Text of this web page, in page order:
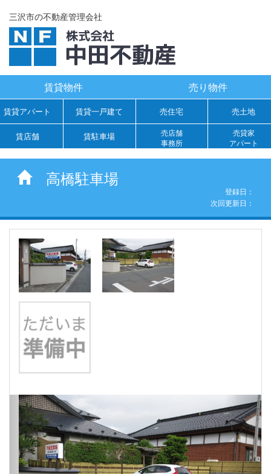
三沢市の不動産管理会社
賃貸物件 売り物件
賃貸アパート 賃貸一戸建て
賃店舗 賃駐車場
売住宅 売土地
売店舗
事務所
売貸家
アパート
高橋駐車場
登録日：
次回更新日：
Previous Next